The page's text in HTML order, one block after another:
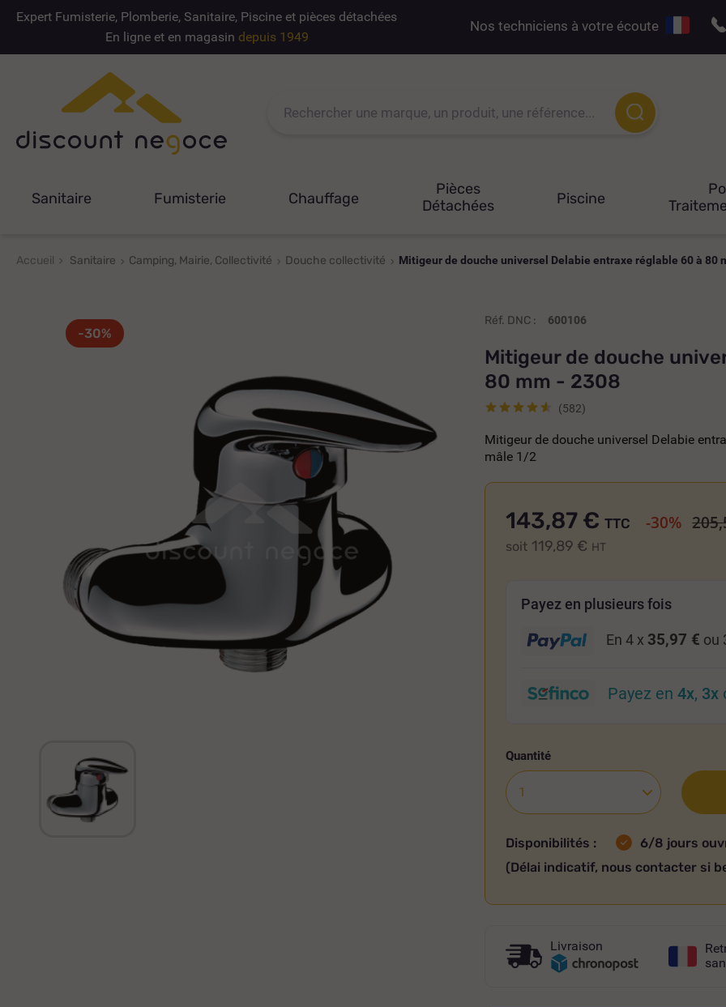
Expert Fumisterie, Plomberie, Sanitaire, Piscine et pièces détachées
En ligne et en magasin depuis 1949
Nos techniciens à votre écoute
Sanitaire Fumisterie Chauffage
Pièces
Détachées
Piscine
Accueil Sanitaire Camping, Mairie, Collectivité Douche collectivité Mitigeur de douche universel Delabie entraxe réglable 60 à 80
-30%
Réf. DNC : 600106
Mitigeur de douche
80 mm - 2308
(582)
Mitigeur de douche universel Delabie
mâle 1/2
143,87 €
soit 119,89 € HT
TTC -30%
Payez en plusieurs fois
En 4 x 35,97 € ou
Payez en4x, 3x
Quantité
Disponibilités :
6/8 jours
(Délai indicatif, nous contacter si
Livraison